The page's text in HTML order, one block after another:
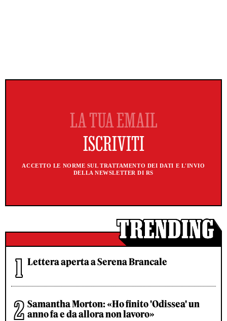
ACCETTO LE NORME SUL TRATTAMENTO DEI DATI E L'INVIO
DELLA NEWSLETTER DI RS
Lettera aperta a Serena Brancale
Samantha Morton: «Ho finito 'Odissea' un
anno fa e da allora non lavoro»